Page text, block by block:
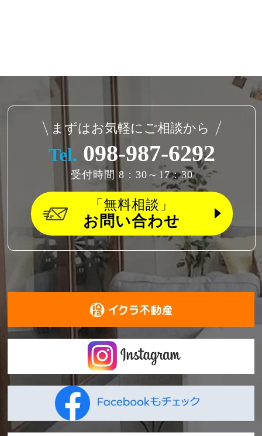
まずはお気軽にご相談から
Tel. 098-987-6292
受付時間 8：30～17：30
「無料相談」
お問い合わせ